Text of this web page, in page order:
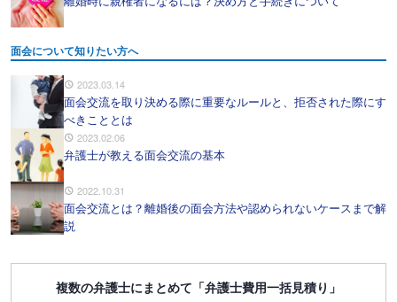
面会について知りたい方へ
2023.03.14
面会交流を取り決める際に重要なルールと、拒否された際にす
べきこととは
2023.02.06
弁護士が教える面会交流の基本
2022.10.31
面会交流とは？離婚後の面会方法や認められないケースまで解
説
複数の弁護士にまとめて「弁護士費用一括見積り」